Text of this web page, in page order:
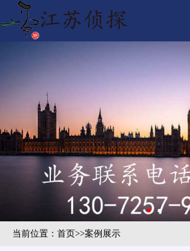
当前位置： 首页>>案例展示